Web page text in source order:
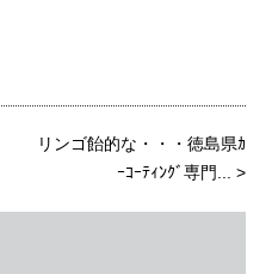
リンゴ飴的な・・・徳島県ｶ
ｰｺｰﾃｨﾝｸﾞ専門...
>